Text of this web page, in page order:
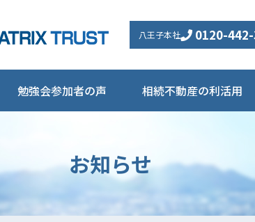
八王子本社 0120-
勉強会参加者の声 相続不動産の利活用
お知らせ